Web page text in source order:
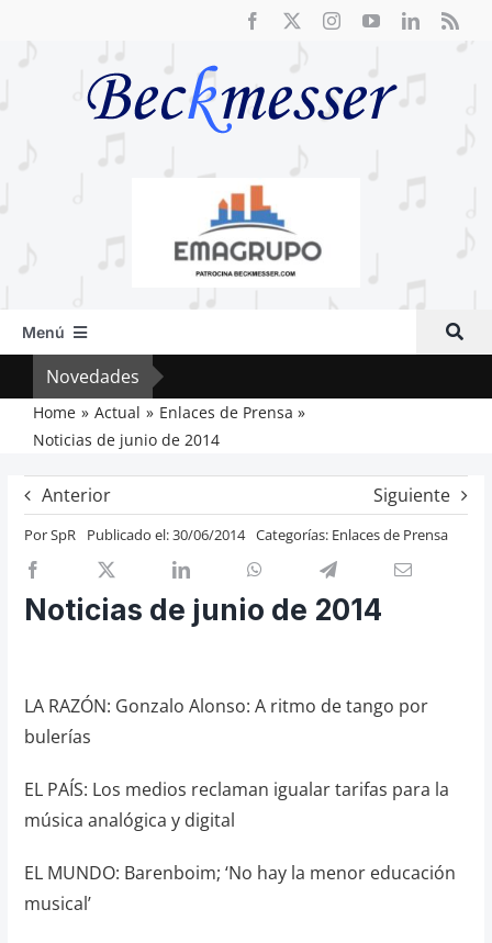
Menú
Inicio
Actual
Artículos
Crítica
Previos de ópera
Cosas de Beckmesser
Buscar:
Novedades
Home Actual
Enlaces de Prensa
Noticias de junio de 2014
Anterior Siguiente
PorSpR Publicado el: 30/06/2014 Categorías: Enlaces de Prensa
Noticias de junio de 2014
LA RAZÓN: Gonzalo Alonso: A ritmo de tango por
bulerías
EL PAÍS: Los medios reclaman igualar tarifas para la
música analógica y digital
EL MUNDO: Barenboim; ‘No hay la menor educación
musical’